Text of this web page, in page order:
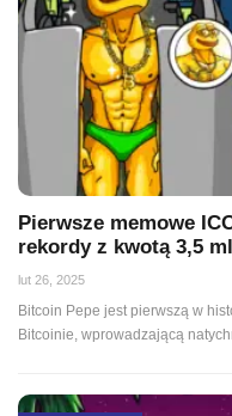
Pierwsze memowe
rekordy z kwotą 3,5
lut 26, 2025
Bitcoin Pepe jest pierwszą w
Bitcoinie, wprowadzającą